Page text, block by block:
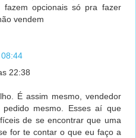
opcionais só pra fazer
vendem
22:38
É assim mesmo, vendedor
mesmo. Esses aí que
de se encontrar que uma
for te contar o que eu faço a